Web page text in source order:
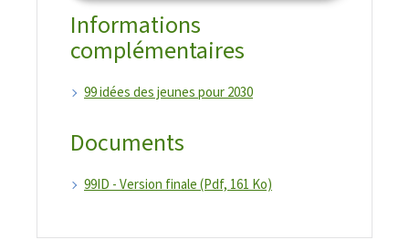
Informations
complémentaires
99 idées des jeunes pour 2030
Documents
99ID - Version finale (Pdf, 161 Ko)